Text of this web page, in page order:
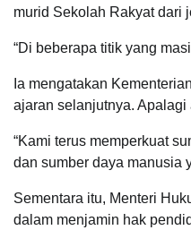
murid Sekolah Rakyat dari
“Di beberapa titik yang
Ia mengatakan
ajaran selanjutnya.
“Kami terus memperkuat
dan sumber daya manusia
Sementara itu, Menteri
dalam menjamin hak